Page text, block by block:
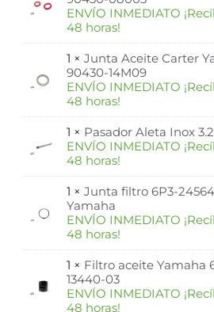
ENVÍO INMEDIATO
48 horas!
1 × Junta Aceite Carter
90430-14M09
ENVÍO INMEDIATO
48 horas!
1 × Pasador Aleta Inox
ENVÍO INMEDIATO
48 horas!
1 × Junta filtro 6P3-
Yamaha
ENVÍO INMEDIATO
48 horas!
1 × Filtro aceite Yamaha
13440-03
ENVÍO INMEDIATO
48 horas!